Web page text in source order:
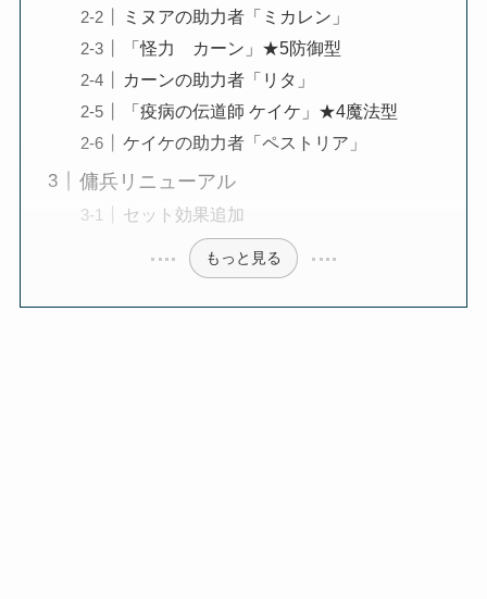
ミヌアの助力者「ミカレン」
「怪力 カーン」★5防御型
カーンの助力者「リタ」
「疫病の伝道師 ケイケ」★4魔法型
ケイケの助力者「ペストリア」
傭兵リニューアル
セット効果追加
もっと見る